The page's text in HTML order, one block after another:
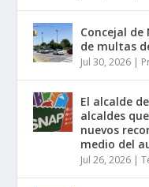
Concejal
de multas
Jul 30, 2026 |
El alcalde
alcaldes
nuevos
medio del
Jul 26, 2026 |